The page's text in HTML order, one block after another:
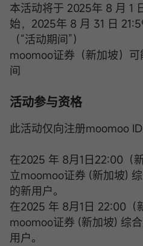
本活动将于 2025年 8 月 1
始，2025年 8 月 31 日
（“活动期间”）
moomoo证券（新加坡）
间
活动参与资格
此活动仅向注册moomoo
在2025 年 8月1日22:00（
立moomoo证券 (新加坡)
的新用户。
在2025 年 8月1日 22:00（
moomoo证券 (新加坡) 综
用户。